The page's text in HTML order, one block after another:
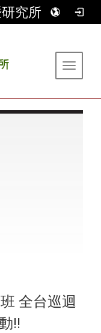
究所
Toggle
全台巡迴
!!